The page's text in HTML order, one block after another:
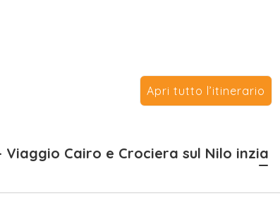
e alla scoperta della città, con la
sul Nil
o entra nel vivo con la
. Ammirerai la
storia egizia con la visita al
Saladino e al vivace bazar diKhan El
Apri tutto l’itinerario